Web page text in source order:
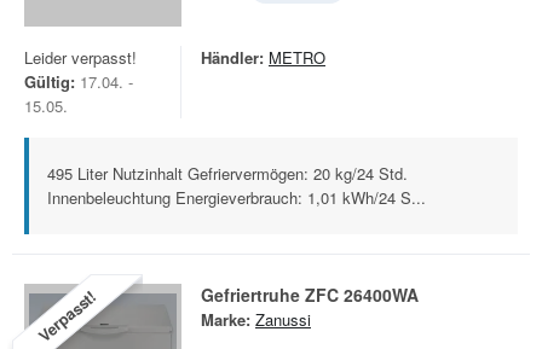
Leider verpasst!
Gültig: 17.04. -
15.05.
Händler: METRO
495 Liter Nutzinhalt Gefriervermögen: 20 kg/24 Std.
Innenbeleuchtung Energieverbrauch: 1,01 kWh/24 S...
Verpasst! Gefriertruhe ZFC 26400WA
Marke: Zanussi